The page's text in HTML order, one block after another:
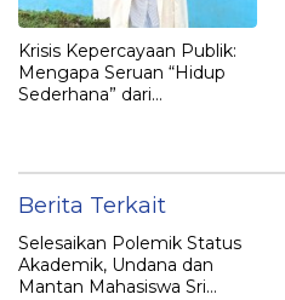
Krisis Kepercayaan Publik:
Mengapa Seruan “Hidup
Sederhana” dari
Berita Terkait
Selesaikan Polemik Status
Akademik, Undana dan
Mantan Mahasiswa Sri